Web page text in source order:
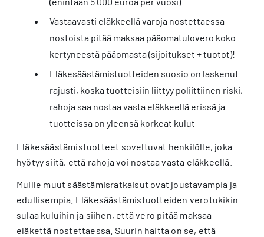
Vastaavasti eläkkeellä varoja nostettaessa
nostoista pitää maksaa pääomatulovero koko
kertyneestä pääomasta (sijoitukset + tuotot)!
Eläkesäästämistuotteiden suosio on laskenut
rajusti, koska tuotteisiin liittyy poliittiinen riski,
rahoja saa nostaa vasta eläkkeellä erissä ja
tuotteissa on yleensä korkeat kulut
Eläkesäästämistuotteet soveltuvat henkilölle, joka
hyötyy siitä, että rahoja voi nostaa vasta eläkkeellä.
Muille muut säästämisratkaisut ovat joustavampia ja
edullisempia. Eläkesäästämistuotteiden verotukikin
sulaa kuluihin ja siihen, että vero pitää maksaa
eläkettä nostettaessa. Suurin haitta on se, että